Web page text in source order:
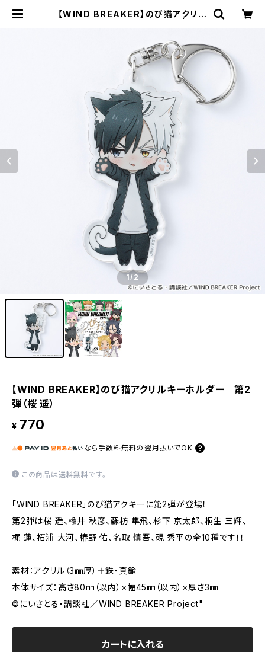
【WIND BREAKER】のび猫アクリル
1/2
【WIND BREAKER】のび猫アクリルキーホルダー 第2
弾（桜 遥）
¥ 770
なら 手数料無料の 翌月払いでOK
この商品は送料無料です。
「WIND BREAKER」のび猫アクキーに第2弾が登場！
第2弾は桜 遥、楡井 秋彦、蘇枋 隼飛、杉下 京太郎、桐生 三輝、
梶 蓮、柘浦 大河、椿野 佑、名取 慎吾、硯 秀平の全10種です！！
素材：アクリル（3㎜厚）＋鉄・真鍮
本体サイズ：高さ80㎜（以内）×幅45㎜（以内）×厚さ3㎜
©にいさとる・講談社／WIND BREAKER Project"
カートに入れる